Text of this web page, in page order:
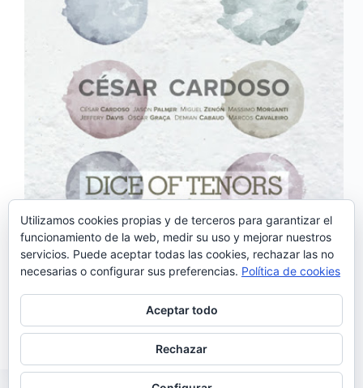
Hoy celebramos el día mundial del jazz con el nuevo
álbum del músico portugués César Cardoso: «Dice
of tenors» un disco que surge de la intención del
artista de buscar nuevos enfoques, caminos e ideas
de composición y arreglo, a…
Noemí Sánchez
30/04/2020
Utilizamos cookies propias y de terceros para garantizar el
funcionamiento de la web, medir su uso y mejorar nuestros
servicios. Puede aceptar todas las cookies, rechazar las no
necesarias o configurar sus preferencias. Política de cookies
Aceptar todo
Rechazar